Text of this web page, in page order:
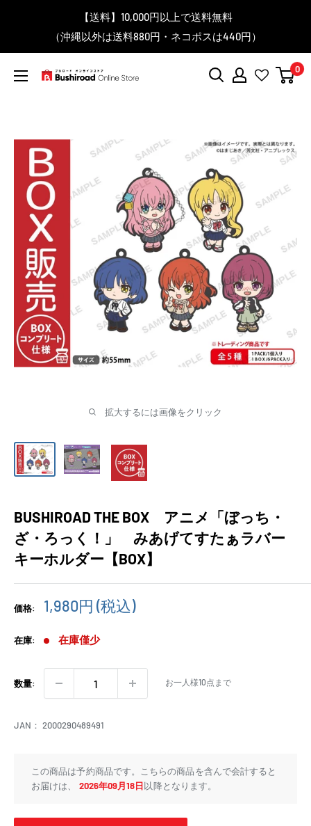
▼送料をおトクにお買物する方法をご紹介♪
【こちらをクリック】
【送料】10,000円以上で送料無料
（沖縄以外は送料880円・ネコポスは440円）
＼予約受付中！／
BanG Dream! ちゃむりぃ みに Ave Mujica 鮮美透涼 ver.販売
中！
▼「作品・ブランドから探す」で
欲しい商品を手に入れよう！
▼スムーズに商品を探すなら、
「カテゴリーから探す」を活用しよう！
▼お気に入り登録機能を活用しよう♪
【こちらをクリック】
ブ
オ
ン
ラ
イ
ン
ス
ト
ア
0
拡大するには画像をクリック
BUSHIROAD THE BOX アニメ「ぼっち・
ざ・ろっく！」 みあげてすたぁラバー
キーホルダー【BOX】
価格:
販
価
1,980円 (税込)
在庫: 在庫僅少
数量: お一人様10点まで
JAN： 2000290489491
この商品は予約商品です。こちらの商品を含んで会計すると
お届けは、
2026年09月18日以降となります。